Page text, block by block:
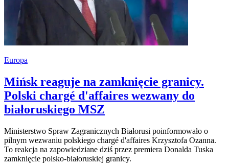
Europa
Mińsk reaguje na zamknięcie granicy.
Polski chargé d'affaires wezwany do
białoruskiego MSZ
Ministerstwo Spraw Zagranicznych Białorusi poinformowało o
pilnym wezwaniu polskiego chargé d'affaires Krzysztofa Ozanna.
To reakcja na zapowiedziane dziś przez premiera Donalda Tuska
zamknięcie polsko-białoruskiej granicy.